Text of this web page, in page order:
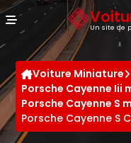
Un site de
Voiture Miniature
Porsche Cayenne Iii
Porsche Cayenne S
Porsche Cayenne S
Panneau de gestion des cookies